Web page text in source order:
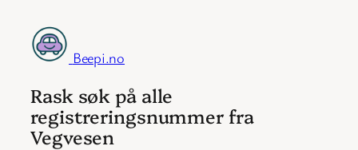
Beepi.no
Rask søk på alle
registreringsnummer fra
Vegvesen